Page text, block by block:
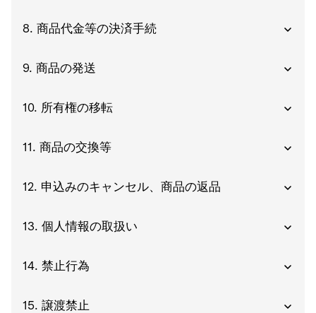
8. 商品代金等の決済手続
9. 商品の発送
10. 所有権の移転
11. 商品の交換等
12. 申込みのキャンセル、商品の返品
13. 個人情報の取扱い
14. 禁止行為
15. 譲渡禁止